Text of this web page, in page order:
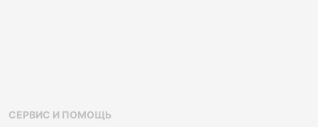
СЕРВИС И ПОМОЩЬ